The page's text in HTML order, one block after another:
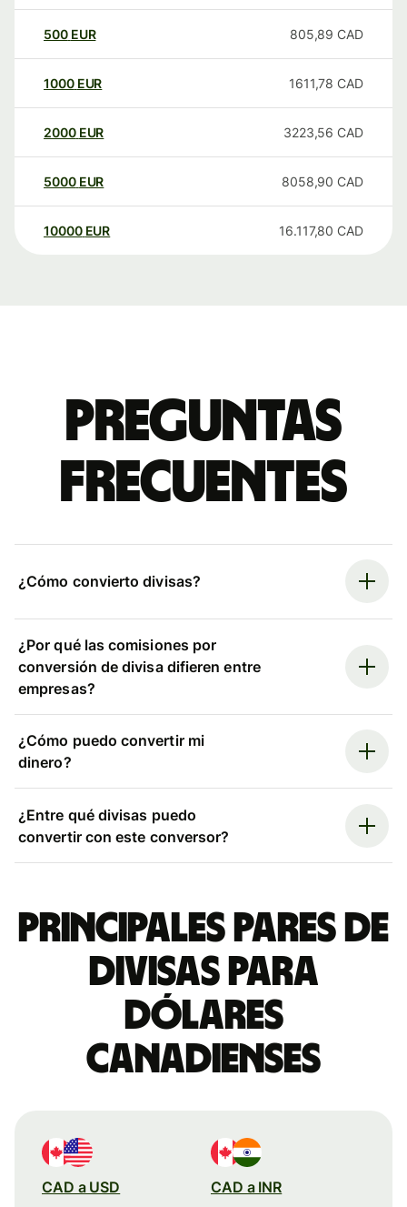
500 EUR 805,89 CAD
1000 EUR 1611,78 CAD
2000 EUR 3223,56 CAD
5000 EUR 8058,90 CAD
10000 EUR 16.117,80 CAD
Preguntas
frecuentes
¿Cómo convierto divisas?
¿Por qué las comisiones por
conversión de divisa difieren entre
empresas?
¿Cómo puedo convertir mi
dinero?
¿Entre qué divisas puedo
convertir con este conversor?
Principales pares de
divisas para
dólares
canadienses
CAD a USD CAD a INR